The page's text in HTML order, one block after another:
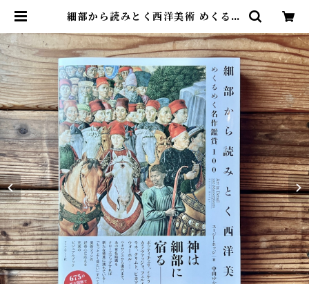
細部から読みとく西洋美術 めくるめ
中山ゆかり(翻訳) | 尾鷲市九鬼町 漁
村の本屋 トンガ坂文庫